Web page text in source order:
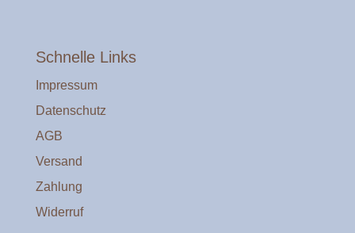
Schnelle Links
Impressum
Datenschutz
AGB
Versand
Zahlung
Widerruf